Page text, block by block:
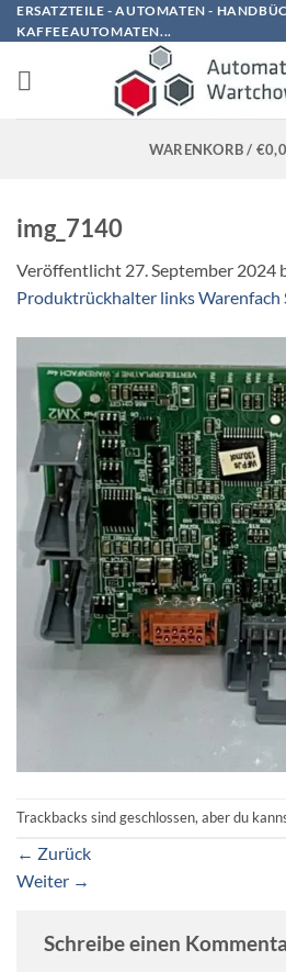
Zum
Inhalt
springen
ERSATZTEILE - AUTOMATEN -
KAFFEEAUTOMATEN...
WARENKORB / €
img_7140
Veröffentlicht 27. September 2024
Produktrückhalter links Warenfach
Trackbacks sind geschlossen, aber du
← Zurück
Weiter →
Schreibe einen